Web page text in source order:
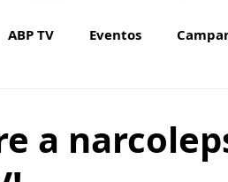
ABP TV Eventos
na mídia
a